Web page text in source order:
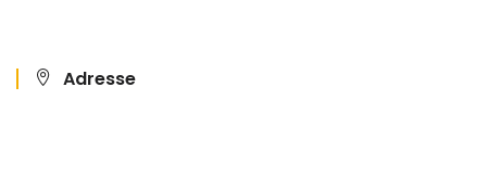
Adresse